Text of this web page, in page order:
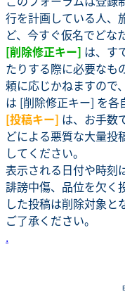
行を計画している人、
ど、今すぐ仮名でどな
[削除修正キー] は、す
たりする際に必要なも
頼に応じかねますので
は [削除修正キー] を各
[投稿キー] は、お手数
どによる悪質な大量投
してください。
表示される日付や時刻
誹謗中傷、品位を欠く
した投稿は削除対象と
ご了承ください。
.